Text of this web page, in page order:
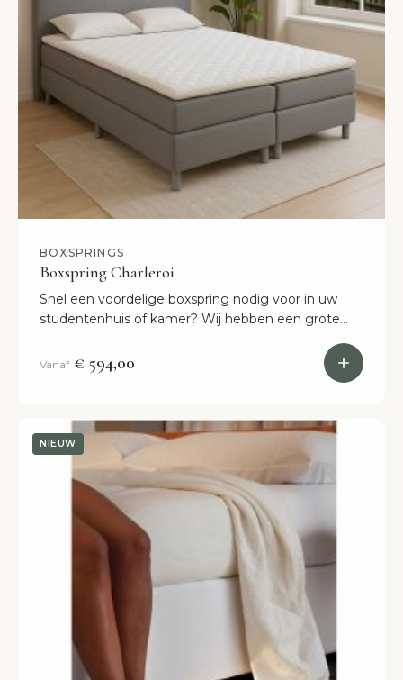
BOXSPRINGS
Boxspring Charleroi
Snel een voordelige boxspring nodig voor in uw
studentenhuis of kamer? Wij hebben een grote
Vanaf € 594,00
NIEUW